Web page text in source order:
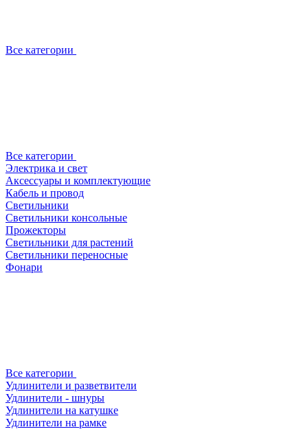
Все категории
Все категории
Электрика и свет
Аксессуары и комплектующие
Кабель и провод
Светильники
Светильники консольные
Прожекторы
Светильники для растений
Светильники переносные
Фонари
Все категории
Удлинители и разветвители
Удлинители - шнуры
Удлинители на катушке
Удлинители на рамке